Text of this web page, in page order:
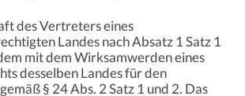
des Vertreters eines
Landes nach Absatz 1 Satz 1
mit dem Wirksamwerden eines
desselben Landes für den
§ 24 Abs. 2 Satz 1 und 2. Das